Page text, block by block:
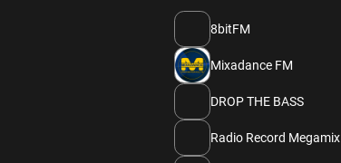
8bitFM
Mixadance FM
DROP THE BASS
Radio Record Megamix